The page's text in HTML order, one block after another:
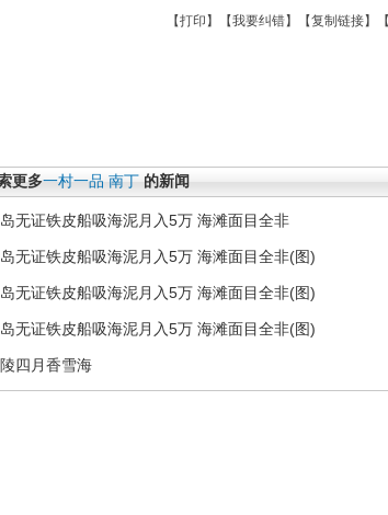
【打印 】【我要纠错】【复制链接】【
更多一村一品 南丁 的新闻
无证铁皮船吸海泥月入5万 海滩面目全非
无证铁皮船吸海泥月入5万 海滩面目全非(图)
无证铁皮船吸海泥月入5万 海滩面目全非(图)
无证铁皮船吸海泥月入5万 海滩面目全非(图)
四月香雪海